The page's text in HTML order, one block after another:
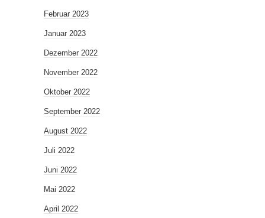
Februar 2023
Januar 2023
Dezember 2022
November 2022
Oktober 2022
September 2022
August 2022
Juli 2022
Juni 2022
Mai 2022
April 2022